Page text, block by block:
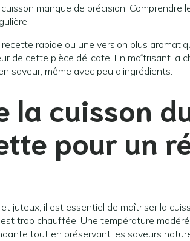
manque de précision. Comprendre
rapide ou une version plus
de cette pièce délicate. En maîtrisant la
saveur, même avec peu d’ingrédients.
la cuisson
pour un
juteux, il est essentiel de maîtriser la
trop chauffée. Une température
tout en préservant les saveurs